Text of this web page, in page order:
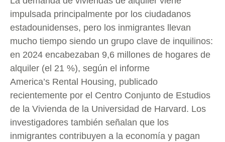
impulsada principalmente por los ciudadanos
estadounidenses, pero los inmigrantes llevan
mucho tiempo siendo un grupo clave de inquilinos:
en 2024 encabezaban 9,6 millones de hogares de
alquiler (el 21 %), según el informe
America’s Rental Housing, publicado
recientemente por el Centro Conjunto de Estudios
de la Vivienda de la Universidad de Harvard. Los
investigadores también señalan que los
inmigrantes contribuyen a la economía y pagan